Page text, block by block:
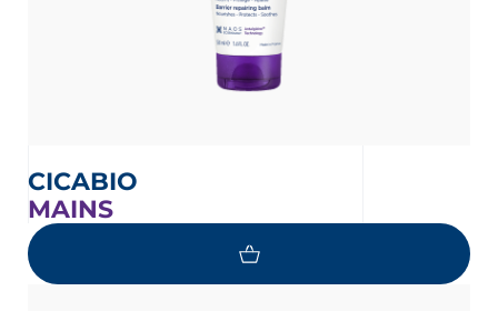
CICABIO
MAINS